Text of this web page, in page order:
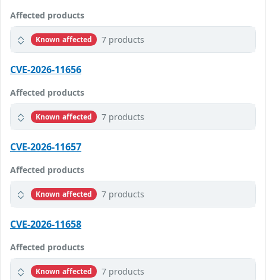
Affected products
Known affected 7 products
CVE-2026-11656
Affected products
Known affected 7 products
CVE-2026-11657
Affected products
Known affected 7 products
CVE-2026-11658
Affected products
Known affected 7 products